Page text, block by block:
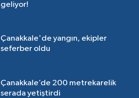
geliyor!
Çanakkale'de yangın, ekipler
seferber oldu
Çanakkale’de 200 metrekarelik
serada yetiştirdi